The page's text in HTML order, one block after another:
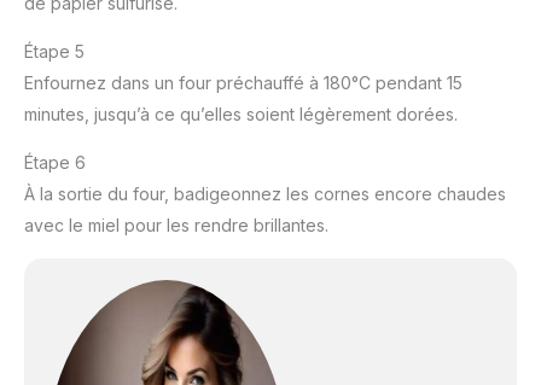
Étape 5
Enfournez dans un four préchauffé à 180°C pendant 15
minutes, jusqu’à ce qu’elles soient légèrement dorées.
Étape 6
À la sortie du four, badigeonnez les cornes encore chaudes
avec le miel pour les rendre brillantes.